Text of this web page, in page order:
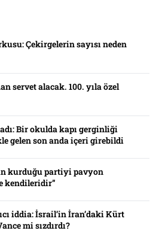
Çekirgelerin sayısı neden
servet alacak. 100. yıla özel
Bir okulda kapı gerginliği
gelen son anda içeri girebildi
kurduğu partiyi pavyon
kendileridir”
iddia: İsrail’in İran’daki Kürt
mi sızdırdı?